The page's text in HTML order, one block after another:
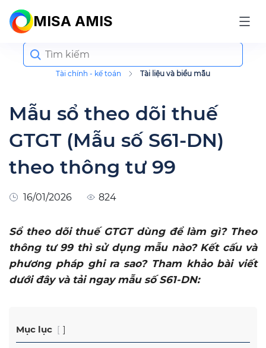
MISA AMIS
Tài chính - kế toán Tài liệu và biểu mẫu
Search
for:
Mẫu sổ theo dõi thuế
GTGT (Mẫu số S61-DN)
theo thông tư 99
16/01/2026 824
Sổ theo dõi thuế GTGT dùng để làm gì? Theo
thông tư 99 thì sử dụng mẫu nào? Kết cấu và
phương pháp ghi ra sao? Tham khảo bài viết
dưới đây và tải ngay mẫu số S61-DN:
Mục lục